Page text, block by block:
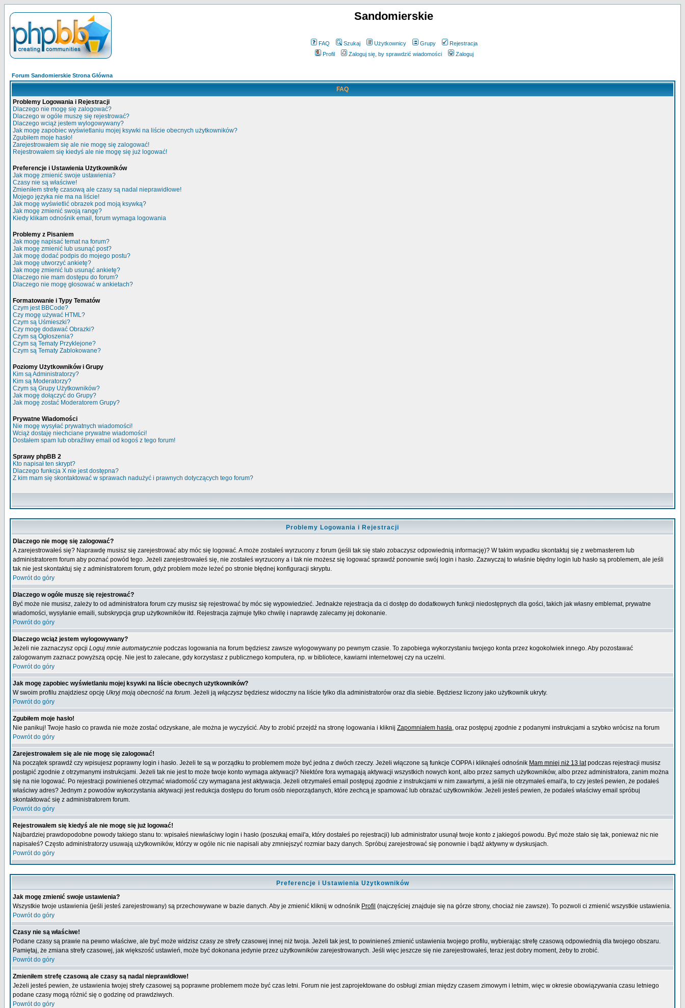
Sandomierskie
FAQ Szukaj Użytkownicy Grupy
Rejestracja
Profil
Zaloguj się, by sprawdzić wiadomości Zaloguj
Forum Sandomierskie Strona Główna
FAQ
Problemy Logowania i Rejestracji
Dlaczego nie mogę się zalogować?
Dlaczego w ogóle muszę się rejestrować?
Dlaczego wciąż jestem wylogowywany?
Jak mogę zapobiec wyświetlaniu mojej ksywki na liście obecnych użytkowników?
Zgubiłem moje hasło!
Zarejestrowałem się ale nie mogę się zalogować!
Rejestrowałem się kiedyś ale nie mogę się już logować!
Preferencje i Ustawienia Użytkowników
Jak mogę zmienić swoje ustawienia?
Czasy nie są właściwe!
Zmieniłem strefę czasową ale czasy są nadal nieprawidłowe!
Mojego języka nie ma na liście!
Jak mogę wyświetlić obrazek pod moją ksywką?
Jak mogę zmienić swoją rangę?
Kiedy klikam odnośnik email, forum wymaga logowania
Problemy z Pisaniem
Jak mogę napisać temat na forum?
Jak mogę zmienić lub usunąć post?
Jak mogę dodać podpis do mojego postu?
Jak mogę utworzyć ankietę?
Jak mogę zmienić lub usunąć ankietę?
Dlaczego nie mam dostępu do forum?
Dlaczego nie mogę głosować w ankietach?
Formatowanie i Typy Tematów
Czym jest BBCode?
Czy mogę używać HTML?
Czym są Uśmieszki?
Czy mogę dodawać Obrazki?
Czym są Ogłoszenia?
Czym są Tematy Przyklejone?
Czym są Tematy Zablokowane?
Poziomy Użytkowników i Grupy
Kim są Administratorzy?
Kim są Moderatorzy?
Czym są Grupy Użytkowników?
Jak mogę dołączyć do Grupy?
Jak mogę zostać Moderatorem Grupy?
Prywatne Wiadomości
Nie mogę wysyłać prywatnych wiadomości!
Wciąż dostaję niechciane prywatne wiadomości!
Dostałem spam lub obraźliwy email od kogoś z tego forum!
Sprawy phpBB 2
Kto napisał ten skrypt?
Dlaczego funkcja X nie jest dostępna?
Z kim mam się skontaktować w sprawach nadużyć i prawnych dotyczących tego forum?
Problemy Logowania i Rejestracji
Dlaczego nie mogę się zalogować?
A zarejestrowałeś się? Naprawdę musisz się zarejestrować aby móc się logować. A może zostałeś wyrzucony z forum (jeśli tak się stało zobaczysz odpowiednią informację)? W takim wypadku skontaktuj się z webmasterem lub
administratorem forum aby poznać powód tego. Jeżeli zarejestrowałeś się, nie zostałeś wyrzucony a i tak nie możesz się logować sprawdź ponownie swój login i hasło. Zazwyczaj to właśnie błędny login lub hasło są problemem, ale jeśli
tak nie jest skontaktuj się z administratorem forum, gdyż problem może leżeć po stronie błędnej konfiguracji skryptu.
Powrót do góry
Dlaczego w ogóle muszę się rejestrować?
Być może nie musisz, zależy to od administratora forum czy musisz się rejestrować by móc się wypowiedzieć. Jednakże rejestracja da ci dostęp do dodatkowych funkcji niedostępnych dla gości, takich jak własny emblemat, prywatne
wiadomości, wysyłanie emaili, subskrypcja grup użytkowników itd. Rejestracja zajmuje tylko chwilę i naprawdę zalecamy jej dokonanie.
Powrót do góry
Dlaczego wciąż jestem wylogowywany?
Jeżeli nie zaznaczysz opcji Loguj mnie automatycznie podczas logowania na forum będziesz zawsze wylogowywany po pewnym czasie. To zapobiega wykorzystaniu twojego konta przez kogokolwiek innego. Aby pozostawać
zalogowanym zaznacz powyższą opcję. Nie jest to zalecane, gdy korzystasz z publicznego komputera, np. w bibliotece, kawiarni internetowej czy na uczelni.
Powrót do góry
Jak mogę zapobiec wyświetlaniu mojej ksywki na liście obecnych użytkowników?
W swoim profilu znajdziesz opcję Ukryj moją obecność na forum. Jeżeli ją włączysz będziesz widoczny na liście tylko dla administratorów oraz dla siebie. Będziesz liczony jako użytkownik ukryty.
Powrót do góry
Zgubiłem moje hasło!
Nie panikuj! Twoje hasło co prawda nie może zostać odzyskane, ale można je wyczyścić. Aby to zrobić przejdź na stronę logowania i kliknij Zapomniałem hasła, oraz postępuj zgodnie z podanymi instrukcjami a szybko wrócisz na forum
Powrót do góry
Zarejestrowałem się ale nie mogę się zalogować!
Na początek sprawdź czy wpisujesz poprawny login i hasło. Jeżeli te są w porządku to problemem może być jedna z dwóch rzeczy. Jeżeli włączone są funkcje COPPA i kliknąłeś odnośnik Mam mniej niż 13 latpodczas rejestracji musisz
postąpić zgodnie z otrzymanymi instrukcjami. Jeżeli tak nie jest to może twoje konto wymaga aktywacji? Niektóre fora wymagają aktywacji wszystkich nowych kont, albo przez samych użytkowników, albo przez administratora, zanim można
się na nie logować. Po rejestracji powinieneś otrzymać wiadomość czy wymagana jest aktywacja. Jeżeli otrzymałeś email postępuj zgodnie z instrukcjami w nim zawartymi, a jeśli nie otrzymałeś email'a, to czy jesteś pewien, że podałeś
właściwy adres? Jednym z powodów wykorzystania aktywacji jest redukcja dostępu do forum osób nieporządanych, które zechcą je spamować lub obrażać użytkowników. Jeżeli jesteś pewien, że podałeś właściwy email spróbuj
skontaktować się z administratorem forum.
Powrót do góry
Rejestrowałem się kiedyś ale nie mogę się już logować!
Najbardziej prawdopodobne powody takiego stanu to: wpisałeś niewłaściwy login i hasło (poszukaj email'a, który dostałeś po rejestracji) lub administrator usunął twoje konto z jakiegoś powodu. Być może stało się tak, ponieważ nic nie
napisałeś? Często administratorzy usuwają użytkowników, którzy w ogóle nic nie napisali aby zmniejszyć rozmiar bazy danych. Spróbuj zarejestrować się ponownie i bądź aktywny w dyskusjach.
Powrót do góry
Preferencje i Ustawienia Użytkowników
Jak mogę zmienić swoje ustawienia?
Wszystkie twoje ustawienia (jeśli jesteś zarejestrowany) są przechowywane w bazie danych. Aby je zmienić kliknij w odnośnik Profil (najczęściej znajduje się na górze strony, chociaż nie zawsze). To pozwoli ci zmienić wszystkie ustawienia.
Powrót do góry
Czasy nie są właściwe!
Podane czasy są prawie na pewno właściwe, ale być może widzisz czasy ze strefy czasowej innej niż twoja. Jeżeli tak jest, to powinieneś zmienić ustawienia twojego profilu, wybierając strefę czasową odpowiednią dla twojego obszaru.
Pamiętaj, że zmiana strefy czasowej, jak większość ustawień, może być dokonana jedynie przez użytkowników zarejestrowanych. Jeśli więc jeszcze się nie zarejestrowałeś, teraz jest dobry moment, żeby to zrobić.
Powrót do góry
Zmieniłem strefę czasową ale czasy są nadal nieprawidłowe!
Jeżeli jesteś pewien, że ustawienia twojej strefy czasowej są poprawne problemem może być czas letni. Forum nie jest zaprojektowane do osbługi zmian między czasem zimowym i letnim, więc w okresie obowiązywania czasu letniego
podane czasy mogą różnić się o godzinę od prawdziwych.
Powrót do góry